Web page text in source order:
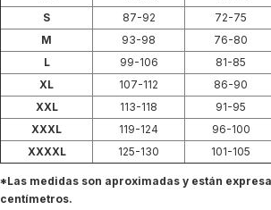
S
87-92 72-75
M
93-98 76-80
L
99-106 81-85
XL
107-112 86-90
XXL
113-118 91-95
XXXL
119-124 96-100
XXXXL
125-130 101-105
*Las medidas son aproximadas y están
centímetros.